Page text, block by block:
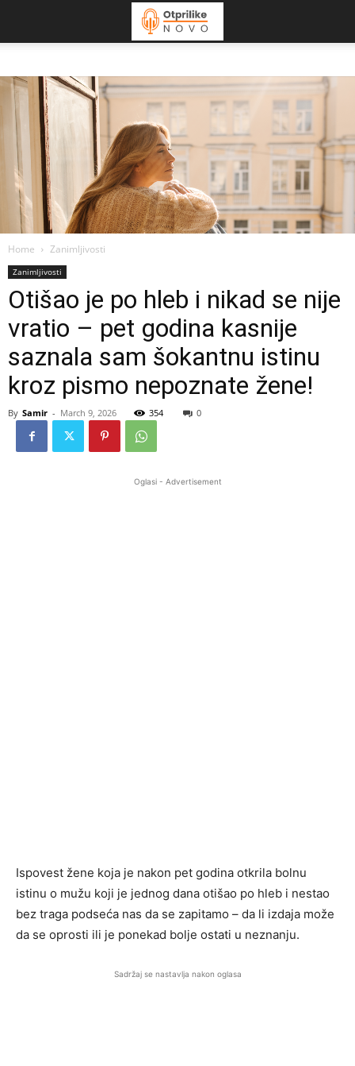
Home Zanimljivosti
Zanimljivosti
Otišao je po hleb i nikad se nije
vratio – pet godina kasnije
saznala sam šokantnu istinu
kroz pismo nepoznate žene!
By Samir - March 9, 2026 354 0
Oglasi - Advertisement
Ispovest žene koja je nakon pet godina otkrila bolnu
istinu o mužu koji je jednog dana otišao po hleb i nestao
bez traga podseća nas da se zapitamo – da li izdaja može
da se oprosti ili je ponekad bolje ostati u neznanju.
Sadržaj se nastavlja nakon oglasa